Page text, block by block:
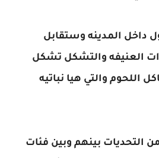
داخل المدينه وستقابل
العنيفه والتشكل تشكل
اللحوم والتي هيا نباتيه
التحديات بينهم وبين فئات